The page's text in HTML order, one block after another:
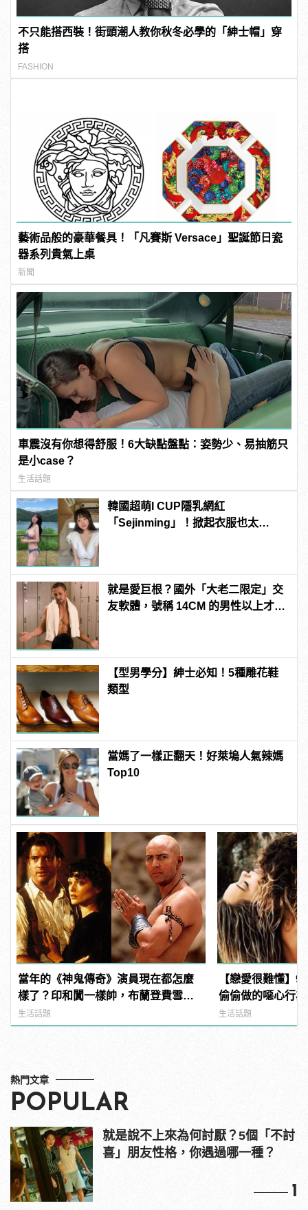
不只能搭西裝！街頭潮人教你秋冬必學的「紳士帽」穿
搭
FASHION
藝術品般的豪華餐具！「凡賽斯 Versace」聖誕節日瓷
器系列貴氣上桌
新聞
車震沒有你想得舒服！6大缺點盤點：姿勢少、易抽筋只
是小case？
生活話題
韓國超萌I CUP隱乳網紅
「Sejinming」！掀起衣服也太
就是愛巨根？國外「大老二限定」交
友軟體，號稱 14CM 的男性以上才給
【型男學分】紳士必知！5種雕花鞋
類型
當媽了一樣正翻天！好萊塢人氣辣媽
Top10
當年的《神鬼傳奇》演員現在都怎麼
樣了？印和闐一樣帥，布蘭登費雪大
發福！
生活話題
【戀愛很難懂】
偷偷做的噁心行
身真好！
生活話題
熱門文章
POPULAR
就是說不上來為何討厭？5個「不討
喜」朋友性格，你遇過哪一種？
1